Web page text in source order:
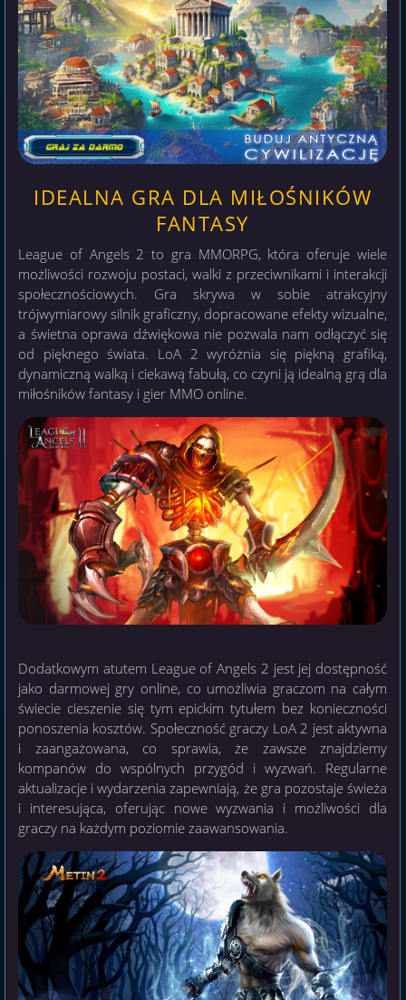
IDEALNA GRA DLA MIŁOŚNIKÓW
FANTASY
League of Angels 2 to gra MMORPG, która oferuje wiele
możliwości rozwoju postaci, walki z przeciwnikami i interakcji
społecznościowych. Gra skrywa w sobie atrakcyjny
trójwymiarowy silnik graficzny, dopracowane efekty wizualne,
a świetna oprawa dźwiękowa nie pozwala nam odłączyć się
od pięknego świata. LoA 2 wyróżnia się piękną grafiką,
dynamiczną walką i ciekawą fabułą, co czyni ją idealną grą dla
miłośników fantasy i gier MMO online.
Dodatkowym atutem League of Angels 2 jest jej dostępność
jako darmowej gry online, co umożliwia graczom na całym
świecie cieszenie się tym epickim tytułem bez konieczności
ponoszenia kosztów. Społeczność graczy LoA 2 jest aktywna
i zaangażowana, co sprawia, że zawsze znajdziemy
kompanów do wspólnych przygód i wyzwań. Regularne
aktualizacje i wydarzenia zapewniają, że gra pozostaje świeża
i interesująca, oferując nowe wyzwania i możliwości dla
graczy na każdym poziomie zaawansowania.